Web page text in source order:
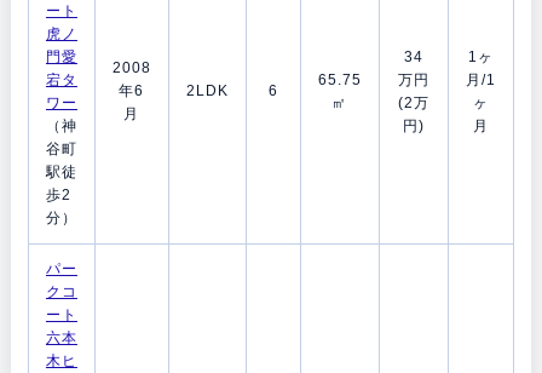
ート
虎ノ
門愛
宕タ
ワー
（神
谷町
駅徒
歩2
分）
2008
年6
月
2LDK 6
65.75
㎡
34
万円
(2万
円)
1ヶ
月/1
ヶ
月
パー
クコ
ート
六本
木ヒ